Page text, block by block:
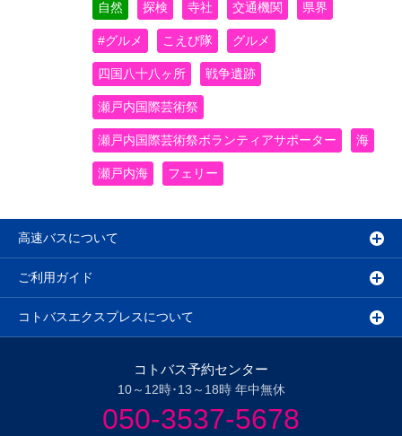
自然 探検 寺社 交通機関 県界
#グルメ こえび隊 グルメ
四国八十八ヶ所 戦争遺跡
瀬戸内国際芸術祭
瀬戸内国際芸術祭ボランティアサポーター 海
瀬戸内海 フェリー
高速バスについて
ご利用ガイド
コトバスエクスプレスについて
コトバス予約センター
10～12時･13～18時 年中無休
050-3537-5678